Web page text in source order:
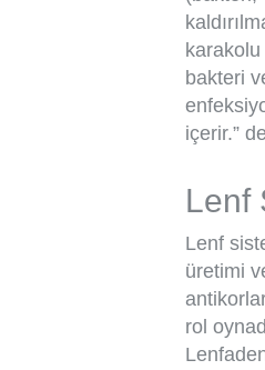
bakteri
içerir.”
Lenf
Lenf
üretimi
rol